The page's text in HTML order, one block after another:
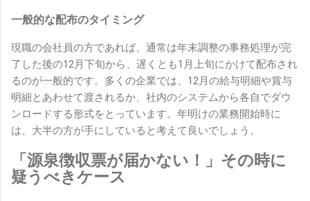
一般的な配布のタイミング
現職の会社員の方であれば、通常は年末調整の事務処理が完
了した後の12月下旬から、遅くとも1月上旬にかけて配布され
るのが一般的です。多くの企業では、12月の給与明細や賞与
明細とあわせて渡されるか、社内のシステムから各自でダウ
ンロードする形式をとっています。年明けの業務開始時に
は、大半の方が手にしていると考えて良いでしょう。
「源泉徴収票が届かない！」その時に
疑うべきケース